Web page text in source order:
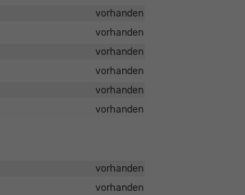
vorhanden
vorhanden
vorhanden
vorhanden
vorhanden
vorhanden
vorhanden
vorhanden